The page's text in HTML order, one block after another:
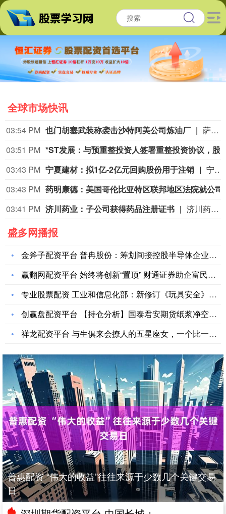
全球市场快讯
03:54 PM 也门胡塞武装称袭击沙特阿美公司炼油厂
萨那消息：也门胡塞武装9日称，该组织使用无人机对位于沙特阿拉伯吉赞的沙特阿美公司炼油厂发动了“精准打击”。 胡塞武装发言人叶海亚·萨雷亚在声明中说，此次打击是为了回应不久前沙特无人机侵犯也门领空的行为。 沙特阿拉伯能源部9日早些时候在社交媒体上说，位于吉赞的沙特阿美公司炼油厂的一处设施当天凌晨发生火灾。该公司工业安全消防队已将火灾扑灭，事故未造成人员伤亡。(新华社)
03:51 PM
03:43 PM 宁夏建材：拟1亿-2亿元回购股份用于注销
宁夏建材公告称，公司拟以集中竞价交易方式回购股份，资金总额不低于1亿元且不超过2亿元，回购价格不超过19.47元/股，回购期限为自股东会审议通过回购方案之日起3个月内。回购股份将用于注销，预计回购数量为513.61万-1027.22万股，占总股本的1.07%-2.15%。本次回购尚需股东会审议，存在未通过、无法实施等风险。
03:43 PM
03:41 PM 济川药业：子公司获得药品注册证书 济川药业(600566)8月9日公告，全资子公司济川药业集团有限公司收到国家药品监督管理局核准签发的小儿通便颗粒《药品注册证书》和美沙拉秦缓释颗粒《药品注册证书》。
盛多网播报
金斧子配资平台 普冉股份：筹划间接控股半导体企业SHM 形成
赢翻网配资平台 始终将创新“置顶” 财通证券助企富民显担当
专业股票配资 工业和信息化部：新修订《玩具安全》强制性国家标
创赢盘配资平台 【持仓分析】国泰君安期货纸浆净空头持仓连续第
祥龙配资平台 与生俱来会撩人的五星座女，一个比一个会撩，堪称
普惠配资 “伟大的收益”往往来源于少数几个关键交易
日